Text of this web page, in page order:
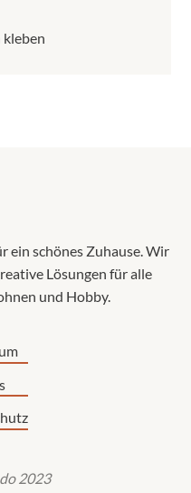
ein schönes Zuhause. Wir
Lösungen für alle
und Hobby.
2023